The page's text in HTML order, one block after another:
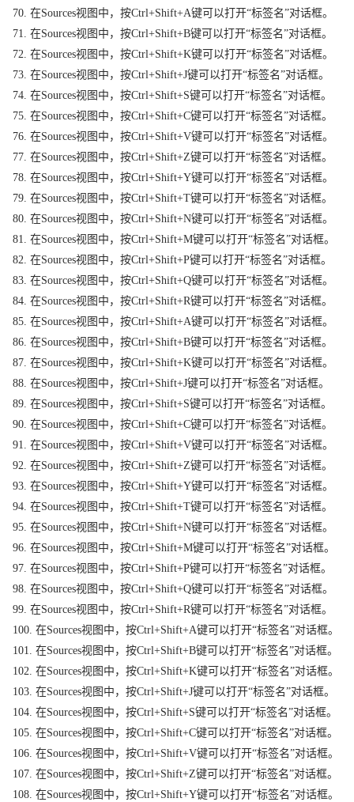
70. 在Sources视图中，按Ctrl+Shift+A键可以打开“标签名”对话框。
71. 在Sources视图中，按Ctrl+Shift+B键可以打开“标签名”对话框。
72. 在Sources视图中，按Ctrl+Shift+K键可以打开“标签名”对话框。
73. 在Sources视图中，按Ctrl+Shift+J键可以打开“标签名”对话框。
74. 在Sources视图中，按Ctrl+Shift+S键可以打开“标签名”对话框。
75. 在Sources视图中，按Ctrl+Shift+C键可以打开“标签名”对话框。
76. 在Sources视图中，按Ctrl+Shift+V键可以打开“标签名”对话框。
77. 在Sources视图中，按Ctrl+Shift+Z键可以打开“标签名”对话框。
78. 在Sources视图中，按Ctrl+Shift+Y键可以打开“标签名”对话框。
79. 在Sources视图中，按Ctrl+Shift+T键可以打开“标签名”对话框。
80. 在Sources视图中，按Ctrl+Shift+N键可以打开“标签名”对话框。
81. 在Sources视图中，按Ctrl+Shift+M键可以打开“标签名”对话框。
82. 在Sources视图中，按Ctrl+Shift+P键可以打开“标签名”对话框。
83. 在Sources视图中，按Ctrl+Shift+Q键可以打开“标签名”对话框。
84. 在Sources视图中，按Ctrl+Shift+R键可以打开“标签名”对话框。
85. 在Sources视图中，按Ctrl+Shift+A键可以打开“标签名”对话框。
86. 在Sources视图中，按Ctrl+Shift+B键可以打开“标签名”对话框。
87. 在Sources视图中，按Ctrl+Shift+K键可以打开“标签名”对话框。
88. 在Sources视图中，按Ctrl+Shift+J键可以打开“标签名”对话框。
89. 在Sources视图中，按Ctrl+Shift+S键可以打开“标签名”对话框。
90. 在Sources视图中，按Ctrl+Shift+C键可以打开“标签名”对话框。
91. 在Sources视图中，按Ctrl+Shift+V键可以打开“标签名”对话框。
92. 在Sources视图中，按Ctrl+Shift+Z键可以打开“标签名”对话框。
93. 在Sources视图中，按Ctrl+Shift+Y键可以打开“标签名”对话框。
94. 在Sources视图中，按Ctrl+Shift+T键可以打开“标签名”对话框。
95. 在Sources视图中，按Ctrl+Shift+N键可以打开“标签名”对话框。
96. 在Sources视图中，按Ctrl+Shift+M键可以打开“标签名”对话框。
97. 在Sources视图中，按Ctrl+Shift+P键可以打开“标签名”对话框。
98. 在Sources视图中，按Ctrl+Shift+Q键可以打开“标签名”对话框。
99. 在Sources视图中，按Ctrl+Shift+R键可以打开“标签名”对话框。
100. 在Sources视图中，按Ctrl+Shift+A键可以打开“标签名”对话框。
101. 在Sources视图中，按Ctrl+Shift+B键可以打开“标签名”对话框。
102. 在Sources视图中，按Ctrl+Shift+K键可以打开“标签名”对话框。
103. 在Sources视图中，按Ctrl+Shift+J键可以打开“标签名”对话框。
104. 在Sources视图中，按Ctrl+Shift+S键可以打开“标签名”对话框。
105. 在Sources视图中，按Ctrl+Shift+C键可以打开“标签名”对话框。
106. 在Sources视图中，按Ctrl+Shift+V键可以打开“标签名”对话框。
107. 在Sources视图中，按Ctrl+Shift+Z键可以打开“标签名”对话框。
108. 在Sources视图中，按Ctrl+Shift+Y键可以打开“标签名”对话框。